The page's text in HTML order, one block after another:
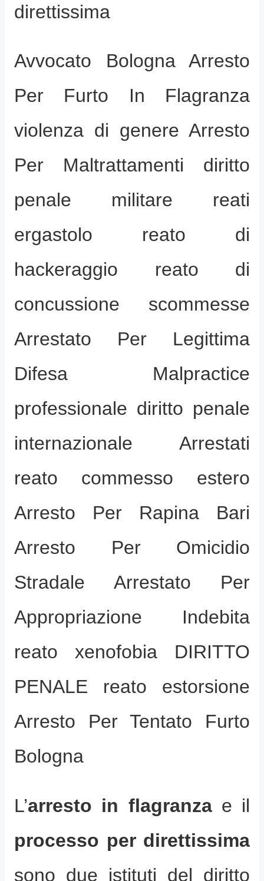
direttissima
Avvocato Bologna Arresto
Per Furto In Flagranza
violenza di genere Arresto
Per Maltrattamenti diritto
penale militare reati
ergastolo reato di
hackeraggio reato di
concussione scommesse
Arrestato Per Legittima
Difesa Malpractice
professionale diritto penale
internazionale Arrestati
reato commesso estero
Arresto Per Rapina Bari
Arresto Per Omicidio
Stradale Arrestato Per
Appropriazione Indebita
reato xenofobia DIRITTO
PENALE reato estorsione
Arresto Per Tentato Furto
Bologna
L’arresto in flagranzae il
processo per direttissima
sono due istituti del diritto